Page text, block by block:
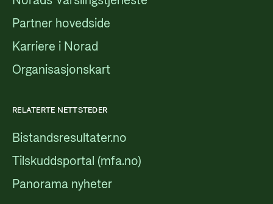
Partner hovedside
Karriere i Norad
Organisasjonskart
RELATERTE NETTSTEDER
Bistandsresultater.no
Tilskuddsportal (mfa.no)
Panorama nyheter